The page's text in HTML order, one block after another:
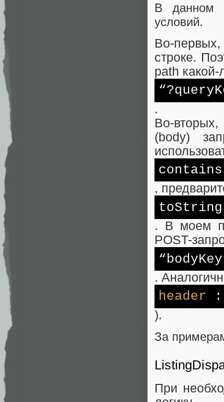
В данном
условий.
Во-первых,
строке.
path
.
Во-вторых,
(body)
contains
,
. В моем
POST-
.
header :
).
За
При